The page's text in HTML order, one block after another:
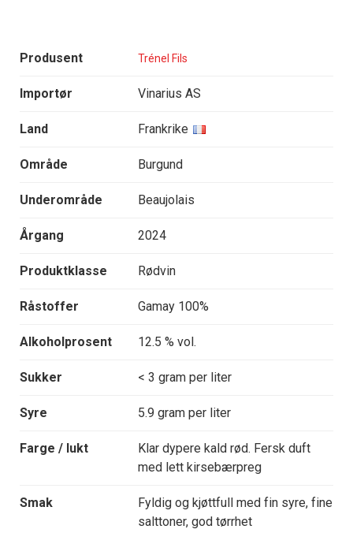
Produsent Trénel Fils
Importør Vinarius AS
Land Frankrike
Område Burgund
Underområde Beaujolais
Årgang 2024
Produktklasse Rødvin
Råstoffer Gamay 100%
Alkoholprosent 12.5 % vol.
Sukker < 3 gram per liter
Syre 5.9 gram per liter
Farge / lukt
Klar dypere kald rød. Fersk duft
med lett kirsebærpreg
Smak
Fyldig og kjøttfull med fin syre, fine
salttoner, god tørrhet